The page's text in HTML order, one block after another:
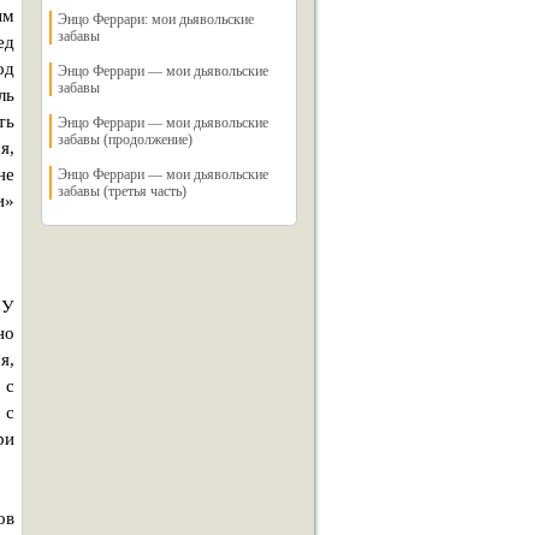
У
с
Энцо Феррари: мои дьявольские
забавы
Энцо Феррари — мои дьявольские
забавы
Энцо Феррари — мои дьявольские
забавы (продолжение)
Энцо Феррари — мои дьявольские
забавы (третья часть)